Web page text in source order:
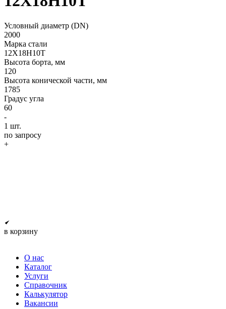
Условный диаметр (DN)
2000
Марка стали
12Х18Н10Т
Высота борта, мм
120
Высота конической части, мм
1785
Градус угла
60
-
1 шт.
по запросу
+
в корзину
О нас
Каталог
Услуги
Справочник
Калькулятор
Вакансии